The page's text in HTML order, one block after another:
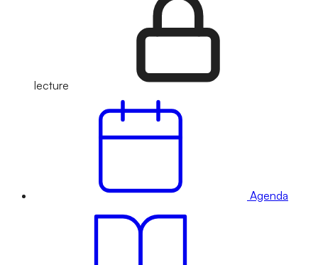
lecture
Agenda